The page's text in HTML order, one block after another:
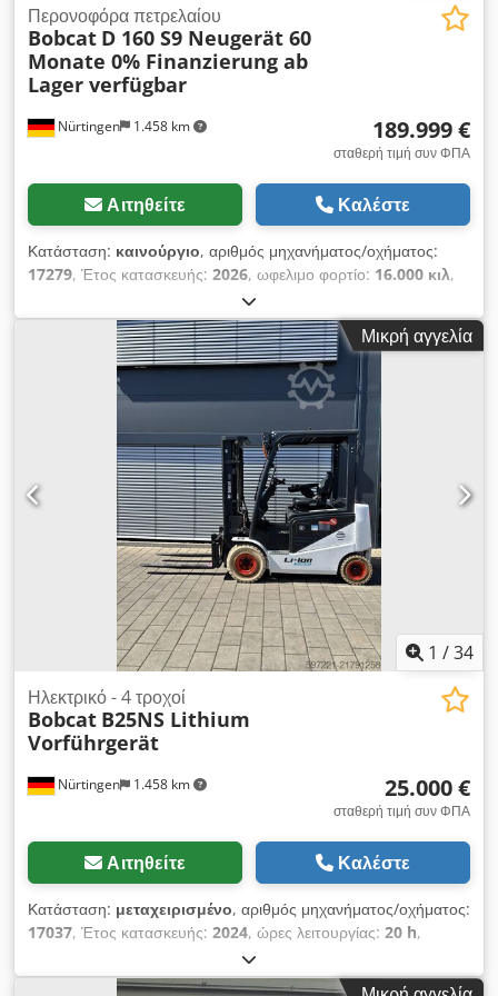
Nürtingen 1.458 km
Περονοφόρα πετρελαίου
Bobcat D 160 S9 Neugerät 60
Monate 0% Finanzierung ab
Lager verfügbar
189.999 €
σταθερή τιμή συν ΦΠΑ
Αιτηθείτε Καλέστε
Κατάσταση: καινούργιο, αριθμός μηχανήματος/οχήματος:
17279, Έτος κατασκευής: 2026, ωφελιμο φορτίο: 16.000 κιλ,
, ελεύθερη ανύψωση:
κέντρο βάρους φορτίου:600 χιλ., τύπος καυσίμου:ντίζελ,
τύπος ιστού:τρίπλεξ, ύψος κατασκευής:3.030 χιλ., μήκος
2.400 χιλ., διάσταση εμπρόσθιου ελαστικού:
, μέγεθος πίσω ελαστικού: 12.00-20 100%
καμπίνα, 5218640
Dwodpezp T Aujfx Akasa Αριθμός σειράς: FDC0H-5107-00494
Μικρή αγγελία
1 /34
Nürtingen 1.458 km
Ηλεκτρικό - 4 τροχοί
Bobcat B25NS Lithium
Vorführgerät
25.000 €
σταθερή τιμή συν ΦΠΑ
Αιτηθείτε Καλέστε
Κατάσταση: μεταχειρισμένο, αριθμός μηχανήματος/οχήματος:
17037, Έτος κατασκευής: 2024, ώρες λειτουργίας: 20 h,
, ύψος ανύψωσης:
ελεύθερη ανύψωση:1.700 χιλ., κέντρο βάρους φορτίου:500